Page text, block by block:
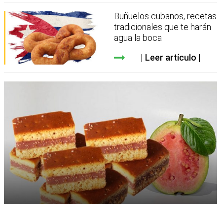
Buñuelos cubanos, recetas
tradicionales que te harán
agua la boca
Leer artículo